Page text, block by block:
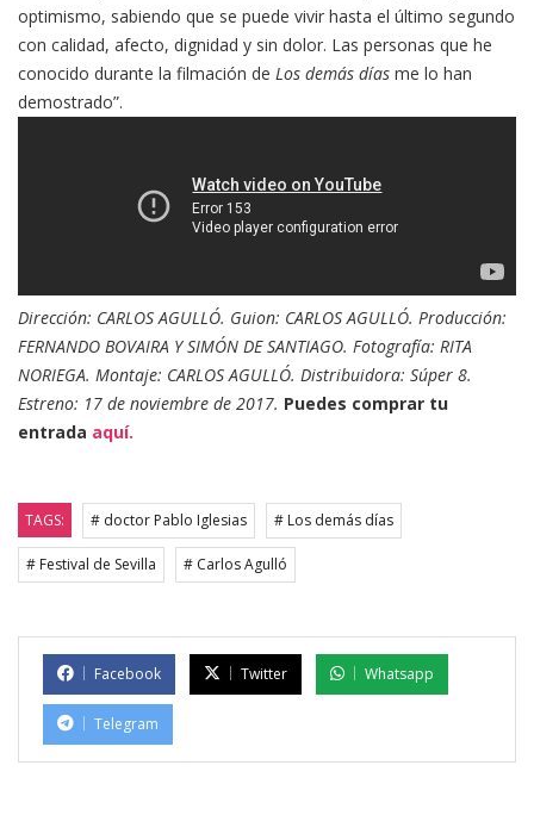
optimismo, sabiendo que se puede vivir hasta el último segundo
con calidad, afecto, dignidad y sin dolor. Las personas que he
conocido durante la filmación de Los demás días me lo han
demostrado”.
Dirección: CARLOS AGULLÓ. Guion: CARLOS AGULLÓ. Producción:
FERNANDO BOVAIRA Y SIMÓN DE SANTIAGO. Fotografía: RITA
NORIEGA. Montaje: CARLOS AGULLÓ. Distribuidora: Súper 8.
Estreno: 17 de noviembre de 2017. Puedes comprar tu
entrada aquí.
TAGS: # doctor Pablo Iglesias # Los demás días
# Festival de Sevilla # Carlos Agulló
Facebook Twitter Whatsapp
Telegram